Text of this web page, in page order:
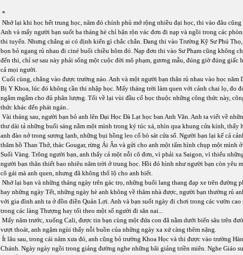
*
Nhớ lại khi học hết trung học, năm đó chính phủ mở rộng nhiều đại học, thi vào đâu cũng
Anh và mấy người bạn suốt ba tháng hè chỉ bận rộn vác đơn đi nạp và ngồi trong các
thi tuyển. Nhưng chẳng ai có định kiến gì chắc chắn. Đang thi vào Trường Kỹ Sư Phú Thọ,
bọn bỏ ngang rủ nhau đi ciné buổi chiều hôm đó. Nạp đơn thi vào Sư Phạm cũng không
đến thi, chỉ sợ sau này phải sống một cuộc đời mô phạm, gương mẫu, đúng giờ đúng giấc
cả mọi người.
Cuối cùng, chẳng vào được trường nào. Anh và một người bạn thân rủ nhau vào học năm
Bị Y Khoa, lúc đó không cần thi nhập học. Mấy tháng trời làm quen với cảnh chai lọ, đo
ngắm mgắm cho đủ phân lượng. Tối về lại vùi đầu cố học thuộc những công thức này,
thức khác đến phát ngán..
Vài tháng sau, người bạn bỏ anh lên Đại Học Đà Lạt học ban Anh Văn. Anh ta viết về
thư dài tả những buổi sáng nằm một mình trong ký túc xá, nhìn qua khung cửa kính, thấy
anh đào nở trong sương lạnh, những bụi hồng leo cố bò sát cửa sổ. Người bạn lại kể cả
thăm hồ Than Thở, thác Gougar, rừng Ái Ân và gửi cho anh một tấm hình chụp một mình ở
Suối Vàng. Trông người bạn, anh thấy cả một nỗi cô đơn, vì phải xa Saigon, vì thiếu
người bạn thân thiết bao nhiêu năm trời ở trung học. Hồi đó hình như người bạn còn yêu
cô gái mà anh quen, nhưng đã không thố lộ cho anh biết.
Nhớ lại bạn và những tháng ngày trên gác trọ, những buổi lang thang đạp xe trên đường
hay những ngày Tết, những ngày hè anh không về thăm nhà được, người bạn thường rủ
với gia đình anh ta ở đồn điền Quản Lợi. Anh và bạn suốt ngày đi chơi trong các vườn cao
trong các làng Thượng hay tối theo một số người đi săn nai...
Mấy năm trước, xuống Cali, được tin bạn cùng một đứa con đã nằm dưới biển sâu trên
vượt thoát, anh ngậm ngùi thấy nỗi buồn của những ngày xa xứ càng thêm nặng.
Ít lâu sau, trong cái năm xưa đó, anh cũng bỏ trường Khoa Học và thi được vào trường
Chánh. Ngày ngày ngồi trong giảng đường nghe những bãi giảng triền miên. Nghe Giáo sư